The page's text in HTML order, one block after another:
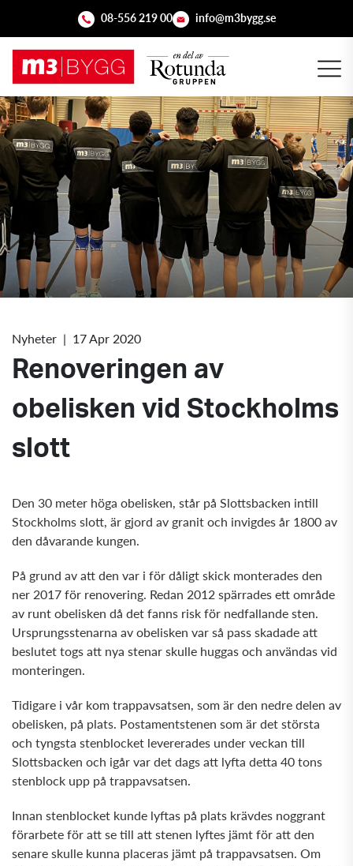
08-556 219 00 info@m3bygg.se
Nyheter | 17 Apr 2020
Renoveringen av
obelisken vid Stockholms
slott
Den 30 meter höga obelisken, står på Slottsbacken intill
Stockholms slott, är gjord av granit och invigdes år 1800 av
den dåvarande kungen.
På grund av att den var i för dåligt skick monterades den
ner 2017 för renovering. Redan 2012 spärrades ett område
av runt obelisken då det fanns risk för nedfallande sten.
Ursprungsstenarna av obelisken var så pass skadade att
beslutet togs att nya stenar skulle huggas och användas vid
monteringen.
Tidigare i vår kom trappavsatsen, som är den nedre delen av
obelisken, på plats. Postamentstenen som är det största
och tyngsta stenblocket levererades under veckan till
Slottsbacken och igår var det dags att lyfta detta 40 tons
stenblock upp på trappavsatsen.
Innan stenblocket kunde lyftas på plats krävdes noggrant
förarbete för att se till att stenen lyftes jämt för att den
senare skulle kunna placeras jämt på trappavsatsen. Om